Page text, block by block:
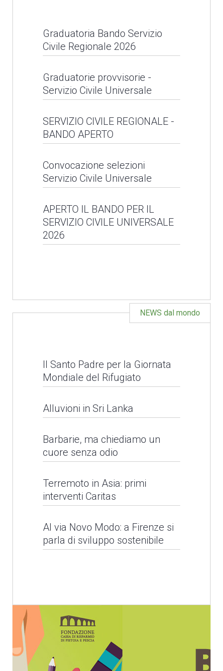
LEGGI NEWS
Progetto C.A.S.A.:
inaugurazione
appartamento a Pescia
LEGGI NEWS
Graduatoria Bando Servizio
Civile Regionale 2026
Graduatoria Bando
Servizio Civile
LEGGI NEWS
Graduatorie provvisorie -
Servizio Civile Universale
Graduatorie provvisorie
- Servizio Civile
LEGGI NEWS
SERVIZIO CIVILE REGIONALE -
BANDO APERTO
SERVIZIO CIVILE
REGIONALE - BANDO
LEGGI NEWS
Convocazione selezioni
Servizio Civile Universale
Convocazione selezioni
Servizio Civile
Universale
APERTO IL BANDO PER IL
SERVIZIO CIVILE UNIVERSALE
2026
UNIVERSALE 2026
NEWS dal mondo
Il Santo Padre per la Giornata
Mondiale del Rifugiato
Giornata Mondiale del
Rifugiato
LEGGI NEWS
Alluvioni in Sri Lanka
Alluvioni in Sri Lanka
Barbarie, ma chiediamo un
cuore senza odio
Barbarie, ma chiediamo
un cuore senza odio
LEGGI NEWS
Terremoto in Asia: primi
interventi Caritas
Terremoto in Asia: primi
interventi Caritas
Al via Novo Modo: a Firenze si
parla di sviluppo sostenibile